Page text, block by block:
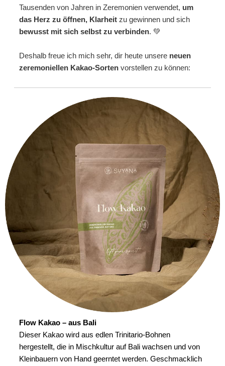
Tausenden von Jahren in Zeremonien verwendet, um
das Herz zu öffnen, Klarheit zu gewinnen und sich
bewusst mit sich selbst zu verbinden. 💚
Deshalb freue ich mich sehr, dir heute unsere neuen
zeremoniellen Kakao-Sorten vorstellen zu können:
Flow Kakao – aus Bali
Dieser Kakao wird aus edlen Trinitario-Bohnen
hergestellt, die in Mischkultur auf Bali wachsen und von
Kleinbauern von Hand geerntet werden. Geschmacklich